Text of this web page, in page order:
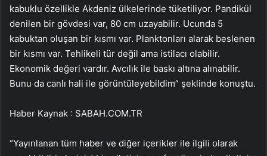
kabuklu özellikle Akdeniz ülkelerinde tüketiliyor. Pandikül
denilen bir gövdesi var, 80 cm uzayabilir. Ucunda 5
kabuktan oluşan bir kısmı var. Planktonları alarak beslenen
bir kısmı var. Tehlikeli tür değil ama istilacı olabilir.
Ekonomik değeri vardır. Avcılık ile baskı altına alınabilir.
Bunu da canlı hali ile görüntüleyebildim” şeklinde konuştu.
Haber Kaynak : SABAH.COM.TR
“Yayınlanan tüm haber ve diğer içerikler ile ilgili olarak